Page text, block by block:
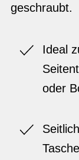
geschraubt.
Ideal
oder